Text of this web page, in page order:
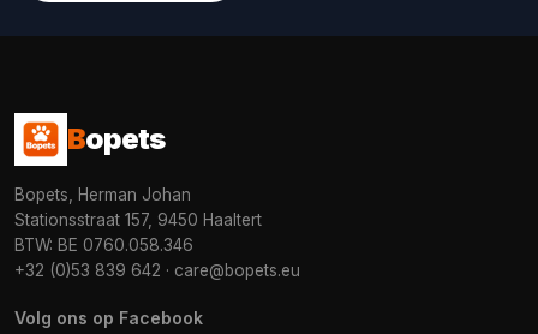
Bopets
Bopets, Herman Johan
Stationsstraat 157, 9450 Haaltert
BTW: BE 0760.058.346
+32 (0)53 839 642 · care@bopets.eu
Volg ons op Facebook